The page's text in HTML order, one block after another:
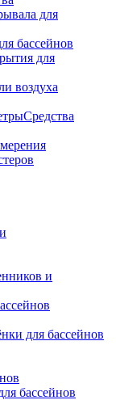
для
бассейнов
для
воздуха
Средства
и
для бассейнов
бассейнов